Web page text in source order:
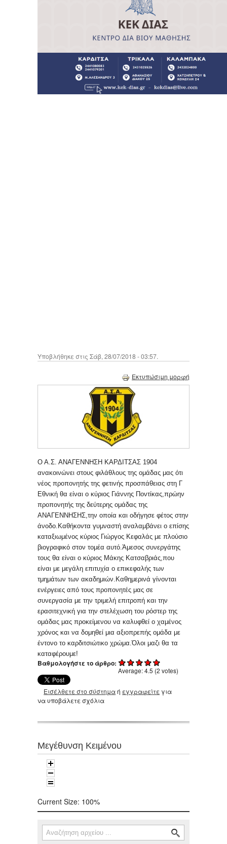
Υποβλήθηκε στις Σάβ, 28/07/2018 - 03:57.
Εκτυπώσιμη μορφή
Ο Α.Σ. ΑΝΑΓΕΝΝΗΣΗ ΚΑΡΔΙΤΣΑΣ 1904
ανακοινώνει στους φιλάθλους της ομάδας μας ότι
νέος προπονητής της φετινής προσπάθειας στη Γ
Εθνική θα είναι ο κύριος Γιάννης Ποντίκας,πρώην
προπονητής της δεύτερης ομάδας της
ΑΝΑΓΕΝΝΗΣΗΣ,την οποία και οδήγησε φέτος στην
άνοδο.Καθήκοντα γυμναστή αναλαμβάνει ο επίσης
καταξιωμένος κύριος Γιώργος Κεφαλάς με πλούσιο
βιογραφικό στον τομέα αυτό.Άμεσος συνεργάτης
τους θα είναι ο κύριος Μάκης Κατσαβριάς,που
είναι με μεγάλη επιτυχία ο επικεφαλής των
τμημάτων των ακαδημιών.Καθημερινά γίνονται
ενέργειες από τους προπονητές μας σε
συνεργασία με την τριμελή επιτροπή και την
ερασιτεχνική για την στελέχωση του ρόστερ της
ομάδας μας προκείμενου να καλυφθεί ο χαμένος
χρόνος και να δομηθεί μια αξιοπρεπής ομάδα με
έντονο το καρδιτσιώτικο χρώμα.Όλοι μαζι θα τα
καταφέρουμε!
Βαθμολογήστε το άρθρο:
Average:4.5 (2 votes)
Εισέλθετε στο σύστημαή εγγραφείτε για
να υποβάλετε σχόλια
Μεγέθυνση Κειμένου
Current Size: 100%
Φόρμα αναζήτησης
Αναζήτηση